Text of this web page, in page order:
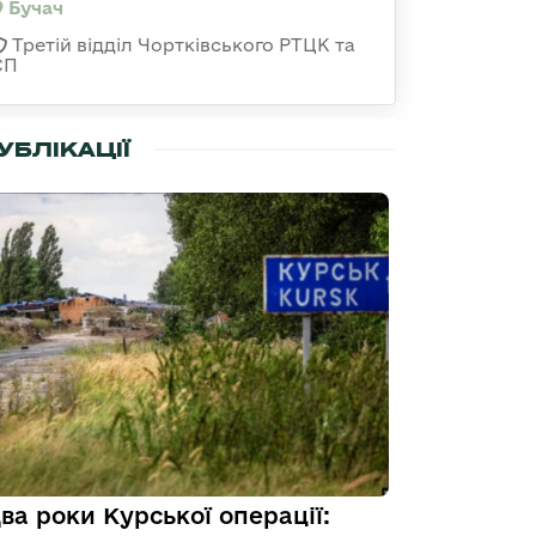
Бучач
Третій відділ Чортківського РТЦК та
роки Курської операції: